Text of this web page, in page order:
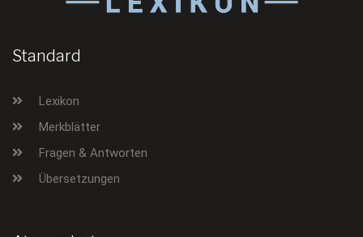
Standard
Lexikon
Merkblätter
Fragen & Antworten
Übersetzungen